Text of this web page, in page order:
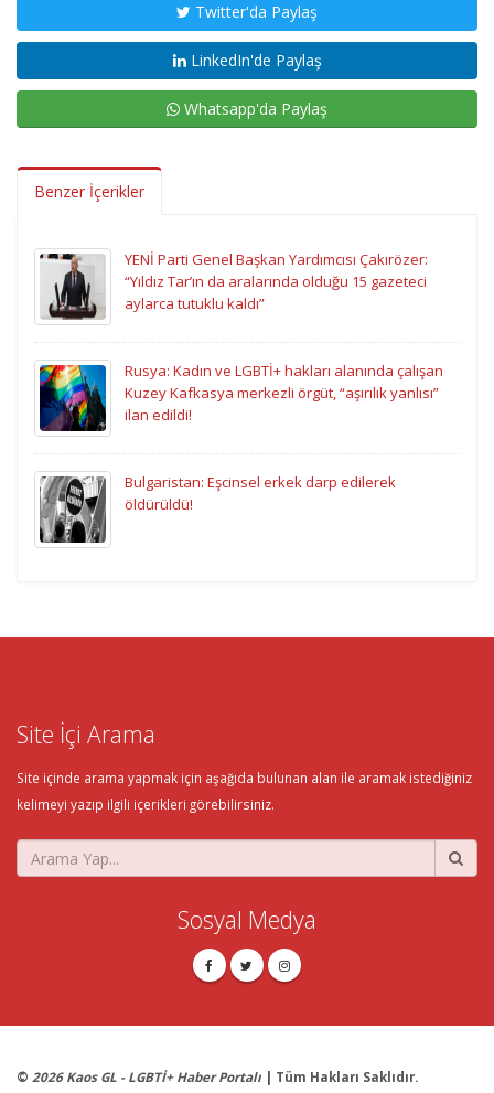
Twitter'da Paylaş
LinkedIn'de Paylaş
Whatsapp'da Paylaş
Benzer İçerikler
YENİ Parti Genel Başkan Yardımcısı Çakırözer:
“Yıldız Tar’ın da aralarında olduğu 15 gazeteci
aylarca tutuklu kaldı”
Rusya: Kadın ve LGBTİ+ hakları alanında çalışan
Kuzey Kafkasya merkezli örgüt, “aşırılık yanlısı”
ilan edildi!
Bulgaristan: Eşcinsel erkek darp edilerek
öldürüldü!
Site İçi Arama
Site içinde arama yapmak için aşağıda bulunan alan ile aramak istediğiniz
kelimeyi yazıp ilgili içerikleri görebilirsiniz.
Sosyal Medya
© 2026 Kaos GL - LGBTİ+ Haber Portalı | Tüm Hakları Saklıdır.